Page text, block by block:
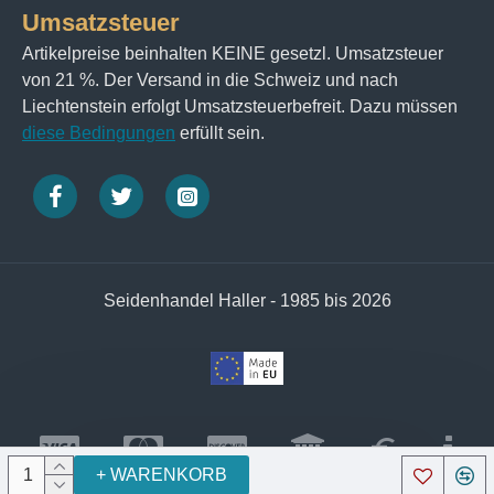
+ WARENKORB
Chiffontuch zu einem Begleiter, der das ganze Jahr
über getragen werden kann.
Darüber hinaus beeindruckt Seide durch ihre
natürliche Strapazierfähigkeit und ihren
Umgebung perfekt einfängt. Kombiniert mit der
Kunstfertigkeit des handrollierten Finishs erhalten
Ein unverzichtbares Accessoire
Chiffontuch bietet. Ob als elegantes Statement-Piece,
vielseitiges Styling-Element oder praktisches
Umsatzsteuer
Artikelpreise beinhalten KEINE gesetzl. Umsatzsteuer
von 21 %. Der Versand in die Schweiz und nach
Liechtenstein erfolgt Umsatzsteuerbefreit. Dazu müssen
diese Bedingungen erfüllt sein.
Seidenhandel Haller - 1985 bis 2026